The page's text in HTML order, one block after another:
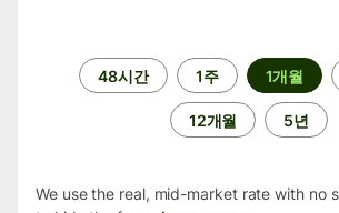
48시간 1주 1개월
12개월 5년
We use the real, mid-market rate with no